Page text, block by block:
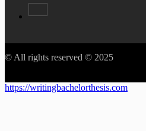
© All rights reserved © 2025
https://writingbachelorthesis.com